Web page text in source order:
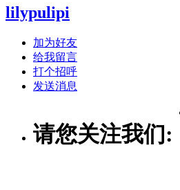
lilypulipi
加为好友
给我留言
打个招呼
发送消息
请您关注我们: